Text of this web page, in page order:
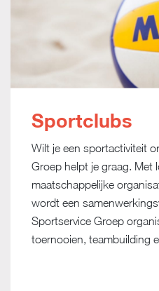
Sportclubs
Wilt je een sportactiviteit
Groep helpt je graag. Met
maatschappelijke
wordt een
Sportservice Groep
toernooien, teambuilding